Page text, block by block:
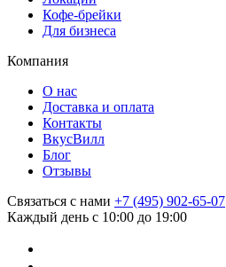
Кофе-брейки
Для бизнеса
Компания
О нас
Доставка и оплата
Контакты
ВкусВилл
Блог
Отзывы
Связаться с нами +7 (495) 902-65-07
Каждый день с 10:00 до 19:00